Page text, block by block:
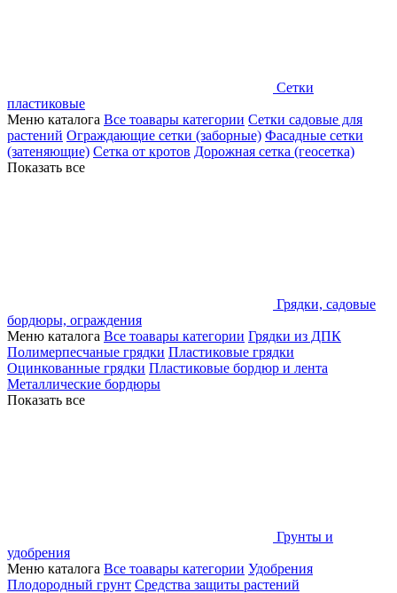
Сетки
пластиковые
Меню каталога Все тоавары категории Сетки садовые для
растений Ограждающие сетки (заборные) Фасадные сетки
(затеняющие) Сетка от кротов Дорожная сетка (геосетка)
Показать все
Грядки, садовые
бордюры, ограждения
Меню каталога Все тоавары категории Грядки из ДПК
Полимерпесчаные грядки Пластиковые грядки
Оцинкованные грядки Пластиковые бордюр и лента
Металлические бордюры
Показать все
Грунты и
удобрения
Меню каталога Все тоавары категории Удобрения
Плодородный грунт Средства защиты растений